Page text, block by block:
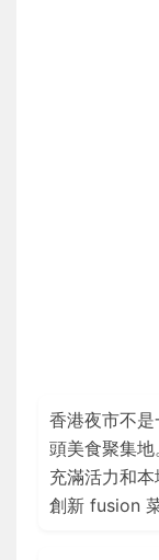
香港夜市不
頭美食聚集地
充滿活力和
創新 fusion